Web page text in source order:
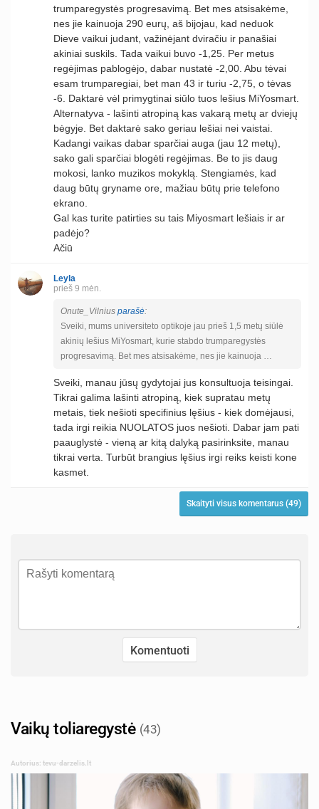
trumparegystės progresavimą. Bet mes atsisakėme,
nes jie kainuoja 290 eurų, aš bijojau, kad neduok
Dieve vaikui judant, važinėjant dviračiu ir panašiai
akiniai suskils. Tada vaikui buvo -1,25. Per metus
regėjimas pablogėjo, dabar nustatė -2,00. Abu tėvai
esam trumparegiai, bet man 43 ir turiu -2,75, o tėvas
-6. Daktarė vėl primygtinai siūlo tuos lešius MiYosmart.
Alternatyva - lašinti atropiną kas vakarą metų ar dviejų
bėgyje. Bet daktarė sako geriau lešiai nei vaistai.
Kadangi vaikas dabar sparčiai auga (jau 12 metų),
sako gali sparčiai blogėti regėjimas. Be to jis daug
mokosi, lanko muzikos mokyklą. Stengiamės, kad
daug būtų gryname ore, mažiau būtų prie telefono
ekrano.
Gal kas turite patirties su tais Miyosmart lešiais ir ar
padėjo?
Ačiū
Leyla
prieš 9 mėn.
Onute_Vilnius parašė:
Sveiki, mums universiteto optikoje jau prieš 1,5 metų siūlė
akinių lešius MiYosmart, kurie stabdo trumparegystės
progresavimą. Bet mes atsisakėme, nes jie kainuoja …
Sveiki, manau jūsų gydytojai jus konsultuoja teisingai.
Tikrai galima lašinti atropiną, kiek supratau metų
metais, tiek nešioti specifinius lęšius - kiek domėjausi,
tada irgi reikia NUOLATOS juos nešioti. Dabar jam pati
paauglystė - vieną ar kitą dalyką pasirinksite, manau
tikrai verta. Turbūt brangius lęšius irgi reiks keisti kone
kasmet.
Skaityti visus komentarus (49)
Vaikų toliaregystė (43)
Autorius: tevu-darzelis.lt